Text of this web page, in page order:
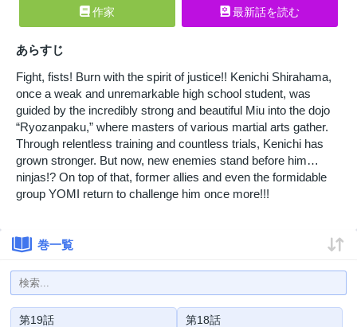
作家 最新話を読む
あらすじ
Fight, fists! Burn with the spirit of justice!! Kenichi Shirahama,
once a weak and unremarkable high school student, was
guided by the incredibly strong and beautiful Miu into the dojo
“Ryozanpaku,” where masters of various martial arts gather.
Through relentless training and countless trials, Kenichi has
grown stronger. But now, new enemies stand before him…
ninjas!? On top of that, former allies and even the formidable
group YOMI return to challenge him once more!!!
巻一覧
第19話 第18話